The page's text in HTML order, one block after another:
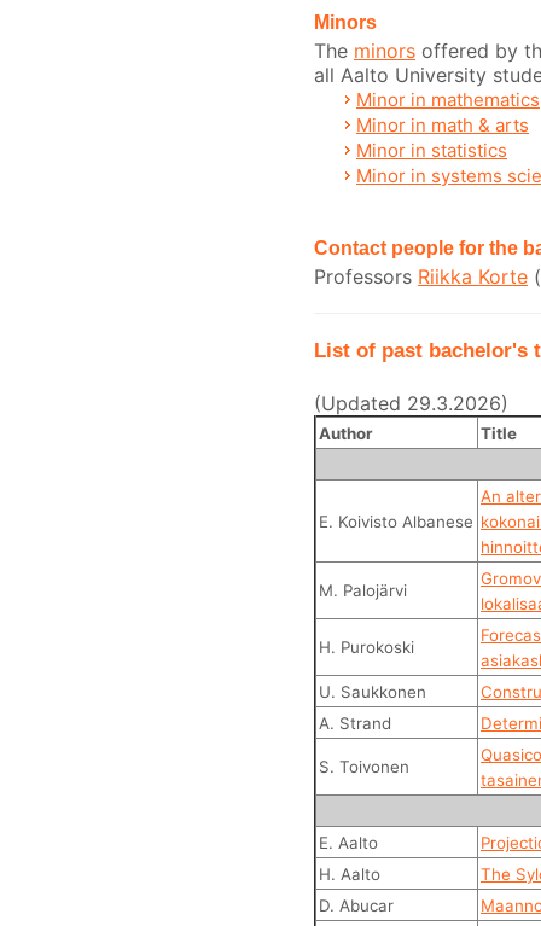
Minors
The minors offered by
all Aalto University
Minor in mathematics
Minor in math & arts
Minor in statistics
Minor in systems
Contact people for the
Professors Riikka Korte
List of past bachelor's
(Updated 29.3.2026)
Author Title
E. Koivisto Albanese
An
M. Palojärvi
H. Purokoski
U. Saukkonen
A. Strand
S. Toivonen
E. Aalto
H. Aalto
The
D. Abucar